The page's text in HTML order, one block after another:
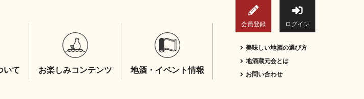
会員登録 ログイン
いて お楽しみコンテンツ 地酒・イベント情報
美味しい地酒の選び方
地酒蔵元会とは
お問い合わせ